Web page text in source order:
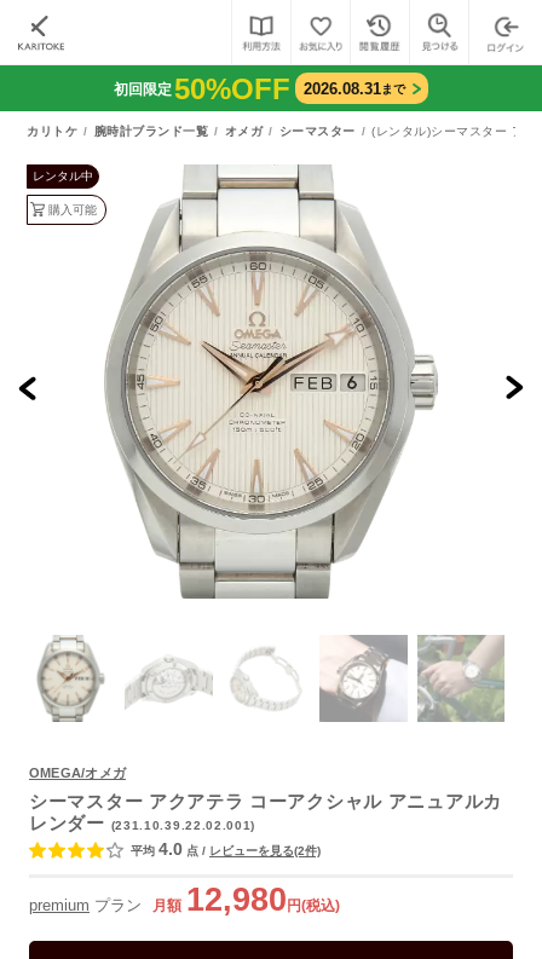
初回限定50%OFF 2026.08.31まで
カリトケ 腕時計ブランド一覧 オメガ シーマスター (レンタル)シーマスター ア
レンタル中
購入可能
OMEGA/オメガ
シーマスター アクアテラ コーアクシャル アニュアルカ
レンダー (231.10.39.22.02.001)
平均 4.0 点 / レビューを見る(2件)
premium プラン 月額 12,980 円(税込)
よくあるご質問